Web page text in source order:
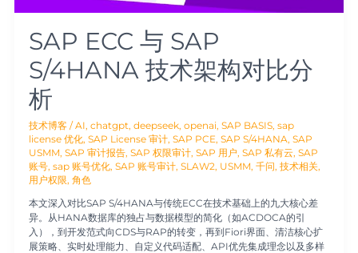
SAP ECC 与 SAP
S/4HANA 技术架构对比分
析
技术博客 /AI,chatgpt,deepseek,openai,SAP BASIS,sap
license 优化,SAP License 审计,SAP PCE,SAP S/4HANA,SAP
USMM,SAP 审计报告,SAP 权限审计,SAP 用户,SAP 私有云,SAP
账号,sap 账号优化,SAP 账号审计,SLAW2, USMM,千问,技术相关,
用户权限,角色
本文深入对比SAP S/4HANA与传统ECC在技术基础上的九大核心差
异。从HANA数据库的独占与数据模型的简化（如ACDOCA的引
入），到开发范式向CDS与RAP的转变，再到Fiori界面、清洁核心扩
展策略、实时处理能力、自定义代码适配、API优先集成理念以及多样
析